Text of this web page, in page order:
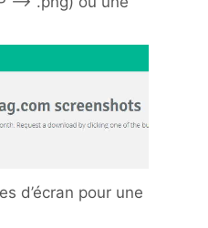
d’écran pour une